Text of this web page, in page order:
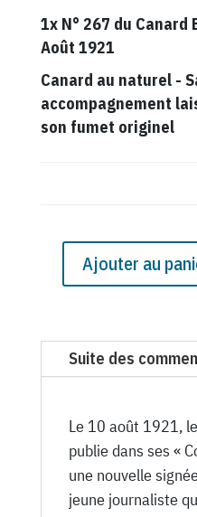
1x N° 267 du Canard
Août 1921
Canard au naturel-
accompagnement
son fumet originel
quantité
267
du
Enchaîné
Août
Ajouter au
Suite des
Le 10 août 1921, le
publie dans ses «
une nouvelle
jeune journaliste